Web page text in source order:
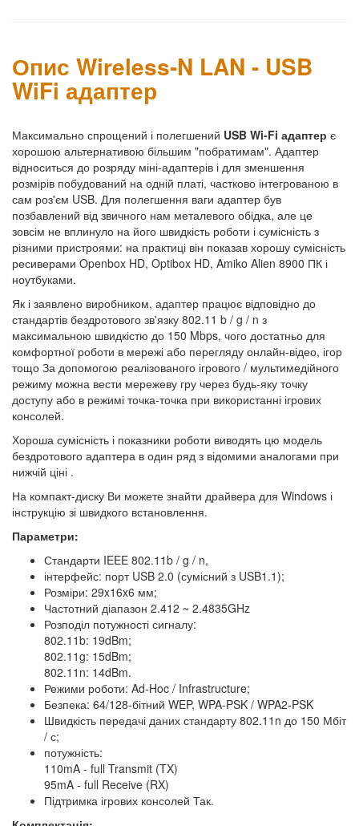
Опис Wireless-N LAN - USB
WiFi адаптер
Максимально спрощений і полегшений USB Wi-Fi адаптер є
хорошою альтернативою більшим "побратимам". Адаптер
відноситься до розряду міні-адаптерів і для зменшення
розмірів побудований на одній платі, частково інтегрованою в
сам роз'єм USB. Для полегшення ваги адаптер був
позбавлений від звичного нам металевого обідка, але це
зовсім не вплинуло на його швидкість роботи і сумісність з
різними пристроями: на практиці він показав хорошу сумісність
ресиверами Openbox HD, Optibox HD, Amiko Alien 8900 ПК і
ноутбуками.
Як і заявлено виробником, адаптер працює відповідно до
стандартів бездротового зв'язку 802.11 b / g / n з
максимальною швидкістю до 150 Mbps, чого достатньо для
комфортної роботи в мережі або перегляду онлайн-відео, ігор
тощо За допомогою реалізованого ігрового / мультимедійного
режиму можна вести мережеву гру через будь-яку точку
доступу або в режимі точка-точка при використанні ігрових
консолей.
Хороша сумісність і показники роботи виводять цю модель
бездротового адаптера в один ряд з відомими аналогами при
нижчій ціні .
На компакт-диску Ви можете знайти драйвера для Windows і
інструкцію зі швидкого встановлення.
Параметри:
Стандарти IEEE 802.11b / g / n,
інтерфейс: порт USB 2.0 (сумісний з USB1.1);
Розміри: 29x16x6 мм;
Частотний діапазон 2.412 ~ 2.4835GHz
Розподіл потужності сигналу:
802.11b: 19dBm;
802.11g: 15dBm;
802.11n: 14dBm.
Режими роботи: Ad-Hoc / Infrastructure;
Безпека: 64/128-бітний WEP, WPA-PSK / WPA2-PSK
Швидкість передачі даних стандарту 802.11n до 150 Мбіт
/ с;
потужність:
110mA - full Transmit (TX)
95mA - full Receive (RX)
Підтримка ігрових консолей Так.